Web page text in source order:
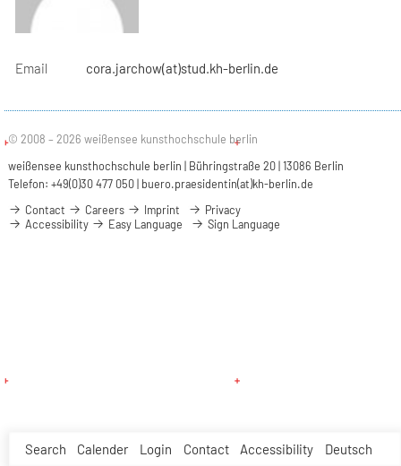
Search Calender Login Contact Accessibility Deutsch
Email cora.jarchow(at)stud.kh-berlin.de
© 2008 – 2026 weißensee kunsthochschule berlin
weißensee kunsthochschule berlin | Bühringstraße 20 | 13086 Berlin
Telefon: +49(0)30 477 050 | buero.praesidentin(at)kh-berlin.de
Contact
Careers Imprint
Privacy
Accessibility
Easy Language Sign Language